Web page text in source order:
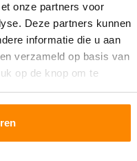
onze partners voor
Deze partners kunnen
informatie die u aan
verzameld op basis van
op de knop om te